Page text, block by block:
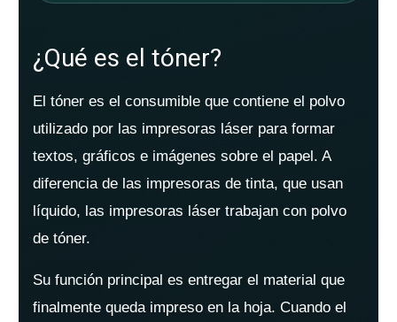
¿Qué es el tóner?
El tóner es el consumible que contiene el polvo
utilizado por las impresoras láser para formar
textos, gráficos e imágenes sobre el papel. A
diferencia de las impresoras de tinta, que usan
líquido, las impresoras láser trabajan con polvo
de tóner.
Su función principal es entregar el material que
finalmente queda impreso en la hoja. Cuando el